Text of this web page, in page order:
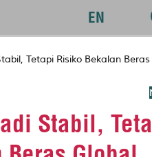
EN
Tetapi Risiko Bekalan
Stabil,